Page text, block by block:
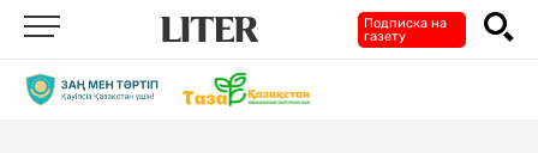
Подписка на
газету